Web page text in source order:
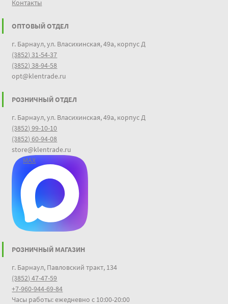
Контакты
ОПТОВЫЙ ОТДЕЛ
г. Барнаул, ул. Власихинская, 49а, корпус Д
(3852) 31-54-37
(3852) 38-94-58
opt@klentrade.ru
РОЗНИЧНЫЙ ОТДЕЛ
г. Барнаул, ул. Власихинская, 49а, корпус Д
(3852) 99-10-10
(3852) 60-94-08
store@klentrade.ru
MAX
РОЗНИЧНЫЙ МАГАЗИН
г. Барнаул, Павловский тракт, 134
(3852) 47-47-59
+7-960-944-69-84
Часы работы: ежедневно с 10:00-20:00